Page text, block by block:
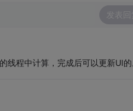
发表回
程中计算，完成后可以更新UI的